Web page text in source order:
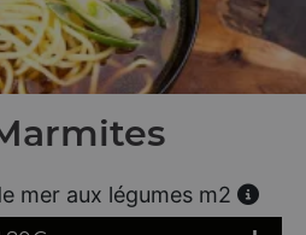
mer aux légumes m2